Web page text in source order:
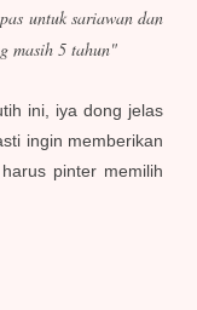
untuk sariawan dan
masih 5 tahun"
ini, iya dong jelas
ingin memberikan
pinter memilih